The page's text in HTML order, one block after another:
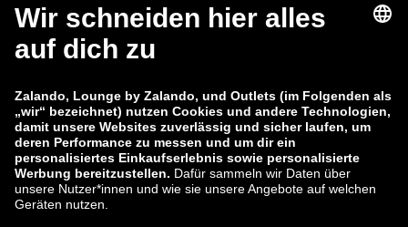
zalando-lounge.fi zalando-lounge.dk
zalando-lounge.co.uk
zalando-prive.es zalando-lounge.cz
zalando-lounge.lt zalando-lounge.sk
zalando-lounge.ro zalando-lounge.hr